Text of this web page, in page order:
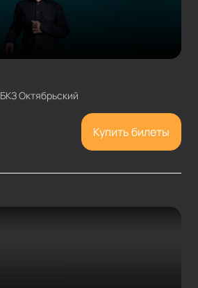
БКЗ Октябрьский
Купить билеты